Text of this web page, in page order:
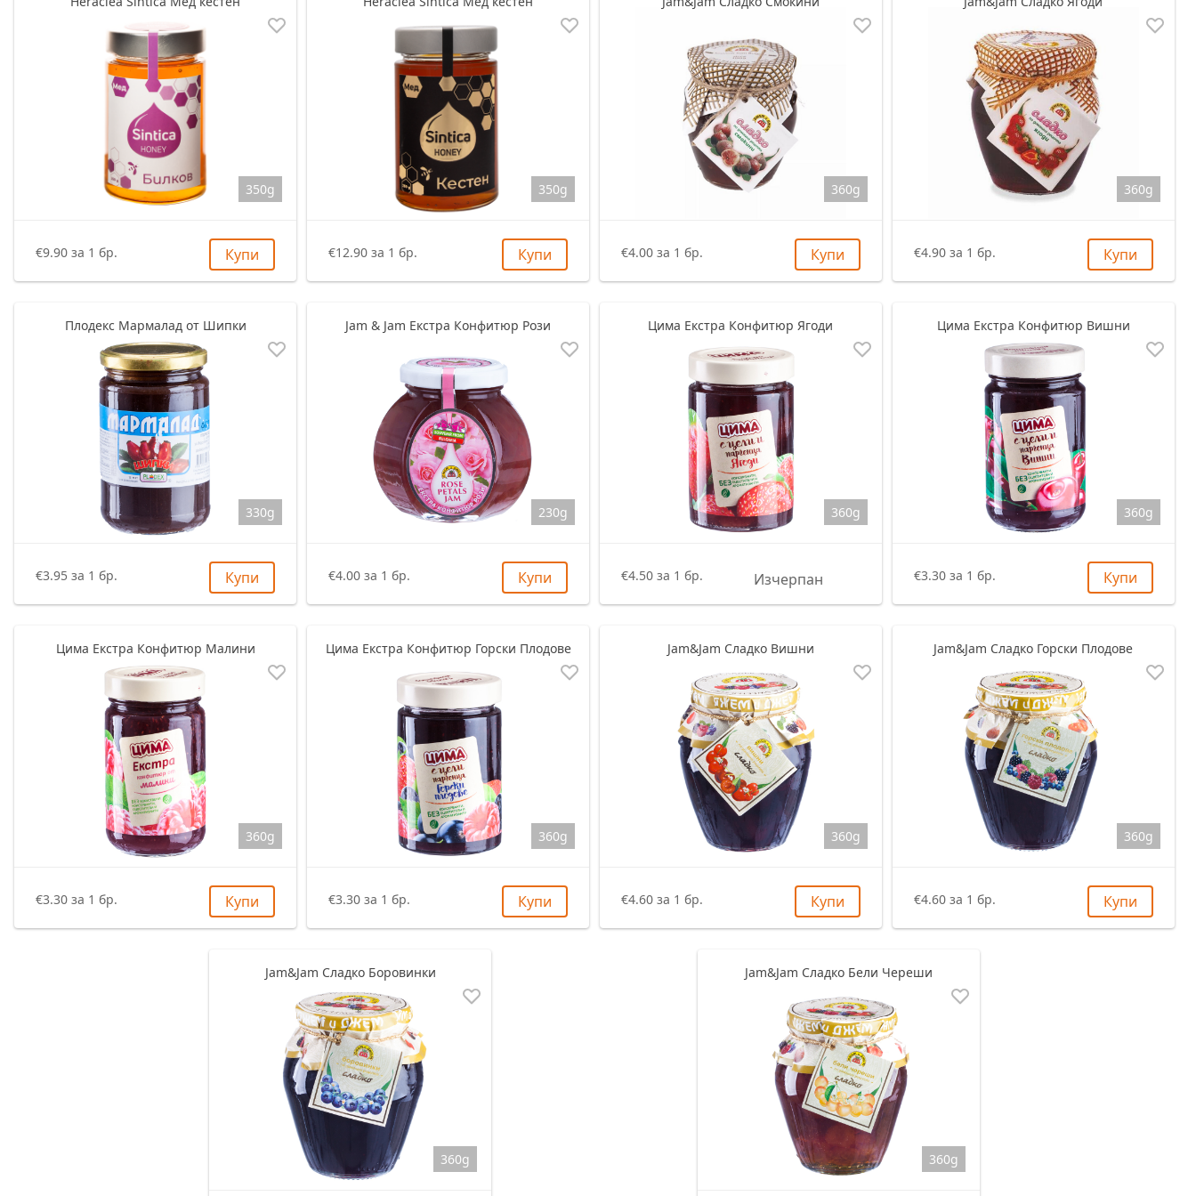
350g
€9.90 за 1 бр. Купи
350g
€12.90 за 1 бр. Купи
360g
€4.00 за 1 бр. Купи
360g
€4.90 за 1 бр. Купи
Плодекс Мармалад от Шипки
330g
€3.95 за 1 бр. Купи
Jam & Jam Екстра Конфитюр Рози
230g
€4.00 за 1 бр. Купи
Цима Екстра Конфитюр Ягоди
360g
€4.50 за 1 бр. Изчерпан
Цима Екстра Конфитюр Вишни
360g
€3.30 за 1 бр. Купи
Цима Екстра Конфитюр Малини
360g
€3.30 за 1 бр. Купи
Цима Екстра Конфитюр Горски Плодове
360g
€3.30 за 1 бр. Купи
Jam&Jam Сладко Вишни
360g
€4.60 за 1 бр. Купи
Jam&Jam Сладко Горски Плодове
360g
€4.60 за 1 бр. Купи
Jam&Jam Сладко Боровинки
360g
Jam&Jam Сладко Бели Череши
360g